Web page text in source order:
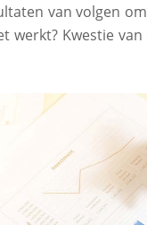
van volgen
werkt? Kwestie